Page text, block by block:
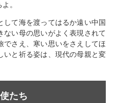
。
して海を渡ってはるか遠い中国
ない母の思いがよく表現されて
でさえ、寒い思いをさえしてほ
いと祈る姿は、現代の母親と変
たち